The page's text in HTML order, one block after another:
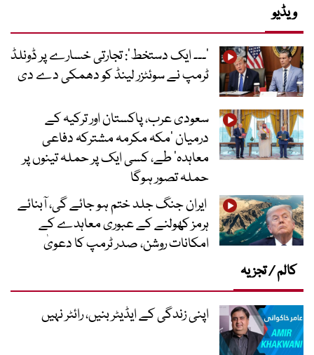
ویڈیو
’۔۔۔ ایک دستخط‘: تجارتی خسارے پر ڈونلڈ
ٹرمپ نے سوئٹزر لینڈ کو دھمکی دے دی
سعودی عرب، پاکستان اور ترکیہ کے
درمیان ’مکہ مکرمہ مشترکہ دفاعی
معاہدہ‘ طے، کسی ایک پر حملہ تینوں پر
حملہ تصور ہوگا
ایران جنگ جلد ختم ہو جائے گی، آبنائے
ہرمز کھولنے کے عبوری معاہدے کے
امکانات روشن، صدر ٹرمپ کا دعویٰ
کالم / تجزیہ
اپنی زندگی کے ایڈیٹر بنیں، رائٹر نہیں